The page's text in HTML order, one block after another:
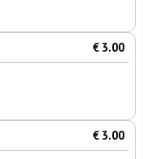
€ 3.00
€ 3.00